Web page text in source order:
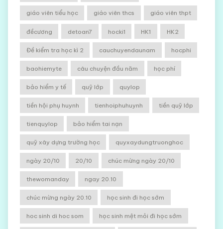
giáo viên tiểu học giáo viên thcs giáo viên thpt
đềcương detoan7 hocki1 HK1 HK2
Đề kiểm tra học kì 2 cauchuyendaunam hocphi
baohiemyte câu chuyện đầu năm học phí
bảo hiểm y tế quỹ lớp quylop
tiền hội phụ huynh tienhoiphuhuynh tiền quỹ lớp
tienquylop bảo hiểm tai nạn
quỹ xây dựng trường học quyxaydungtruonghoc
ngày 20/10 20/10 chúc mừng ngày 20/10
thewomanday ngay 20.10
chúc mừng ngày 20.10 học sinh đi học sớm
hoc sinh di hoc som học sinh mệt mỏi đi học sớm